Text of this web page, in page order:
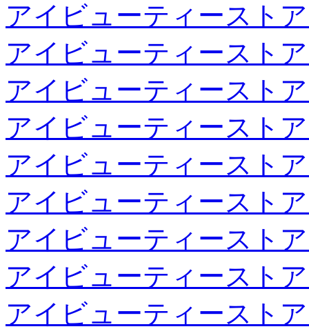
アイビューティースト
アイビューティースト
アイビューティースト
アイビューティースト
アイビューティースト
アイビューティースト
アイビューティースト
アイビューティースト
アイビューティースト